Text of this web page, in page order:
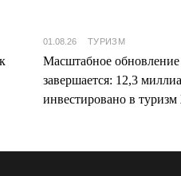
01.08.26 ТУРИЗМ
Масштабное
завершается: 12,3
инвестировано в туризм